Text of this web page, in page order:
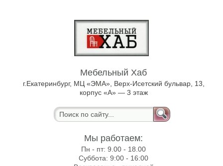
Мебельный Хаб
г.Екатеринбург, МЦ «ЭМА», Верх-Исетский бульвар, 13,
корпус «А» — 3 этаж
Мы работаем:
Пн - пт:9.00 - 18.00
Суббота:9:00 - 16:00